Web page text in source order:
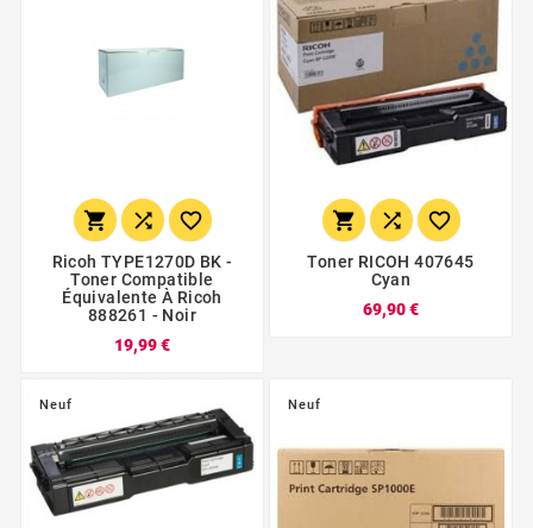
  
Ricoh TYPE1270D BK -
Toner Compatible
Équivalente À Ricoh
888261 - Noir
19,99 €
  
Toner RICOH 407645
Cyan
69,90 €
Neuf Neuf